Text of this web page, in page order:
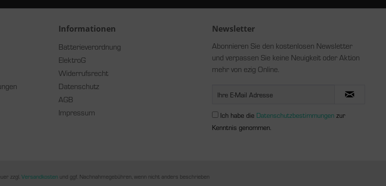
Informationen
Batterieverordnung
ElektroG
Widerrufsrecht
Datenschutz
AGB
Impressum
Newsletter
Abonnieren Sie den kostenlosen Newsletter
und verpassen Sie keine Neuigkeit oder Aktion
mehr von ezig Online.
Ich habe die Datenschutzbestimmungen zur
Kenntnis genommen.
zzgl. Versandkosten und ggf. Nachnahmegebühren, wenn nicht anders beschrieben